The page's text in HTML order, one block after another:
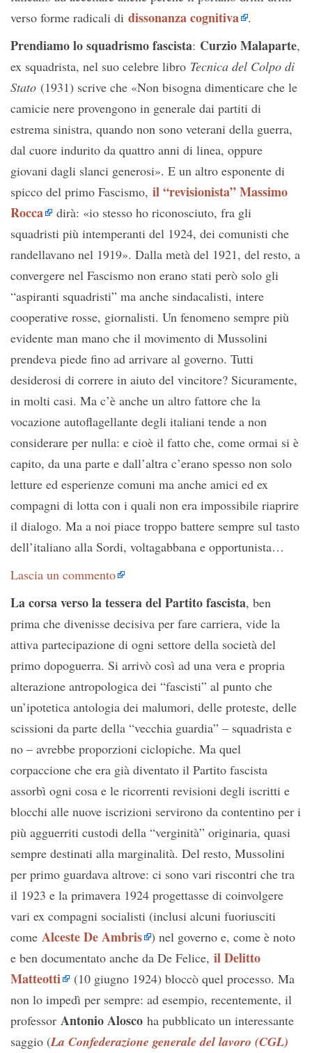
verso forme radicali di dissonanza cognitiva .
Prendiamo lo squadrismo fascista: Curzio Malaparte,
ex squadrista, nel suo celebre libro Tecnica del Colpo di
Stato (1931) scrive che «Non bisogna dimenticare che le
camicie nere provengono in generale dai partiti di
estrema sinistra, quando non sono veterani della guerra,
dal cuore indurito da quattro anni di linea, oppure
giovani dagli slanci generosi». E un altro esponente di
spicco del primo Fascismo, il “revisionista” Massimo
Rocca
dirà: «io stesso ho riconosciuto, fra gli
squadristi più intemperanti del 1924, dei comunisti che
randellavano nel 1919». Dalla metà del 1921, del resto, a
convergere nel Fascismo non erano stati però solo gli
“aspiranti squadristi” ma anche sindacalisti, intere
cooperative rosse, giornalisti. Un fenomeno sempre più
evidente man mano che il movimento di Mussolini
prendeva piede fino ad arrivare al governo. Tutti
desiderosi di correre in aiuto del vincitore? Sicuramente,
in molti casi. Ma c’è anche un altro fattore che la
vocazione autoflagellante degli italiani tende a non
considerare per nulla: e cioè il fatto che, come ormai si è
capito, da una parte e dall’altra c’erano spesso non solo
letture ed esperienze comuni ma anche amici ed ex
compagni di lotta con i quali non era impossibile riaprire
il dialogo. Ma a noi piace troppo battere sempre sul tasto
dell’italiano alla Sordi, voltagabbana e opportunista…
Lascia un commento
La corsa verso la tessera del Partito fascista, ben
prima che divenisse decisiva per fare carriera, vide la
attiva partecipazione di ogni settore della società del
primo dopoguerra. Si arrivò così ad una vera e propria
alterazione antropologica dei “fascisti” al punto che
un’ipotetica antologia dei malumori, delle proteste, delle
scissioni da parte della “vecchia guardia” – squadrista e
no – avrebbe proporzioni ciclopiche. Ma quel
corpaccione che era già diventato il Partito fascista
assorbì ogni cosa e le ricorrenti revisioni degli iscritti e
blocchi alle nuove iscrizioni servirono da contentino per i
più agguerriti custodi della “verginità” originaria, quasi
sempre destinati alla marginalità. Del resto, Mussolini
per primo guardava altrove: ci sono vari riscontri che tra
il 1923 e la primavera 1924 progettasse di coinvolgere
vari ex compagni socialisti (inclusi alcuni fuoriusciti
come Alceste De Ambris ) nel governo e, come è noto
e ben documentato anche da De Felice, il Delitto
Matteotti
(10 giugno 1924) bloccò quel processo. Ma
non lo impedì per sempre: ad esempio, recentemente, il
professor Antonio Alosco ha pubblicato un interessante
saggio (La Confederazione generale del lavoro (CGL)